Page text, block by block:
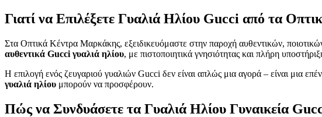
Γιατί να Επιλέξετε Γυαλιά Ηλίου Gucci από τα
Στα Οπτικά Κέντρα Μαρκάκης, εξειδικευόμαστε στην παροχή αυθεντικών,
αυθεντικά Gucci γυαλιά ηλίου, με πιστοποιητικά γνησιότητας και πλήρη
Η επιλογή ενός ζευγαριού γυαλιών Gucci δεν είναι απλώς μια αγορά – είναι μια
γυαλιά ηλίου μπορούν να προσφέρουν.
Πώς να Συνδυάσετε τα Γυαλιά Ηλίου Γυναικεία